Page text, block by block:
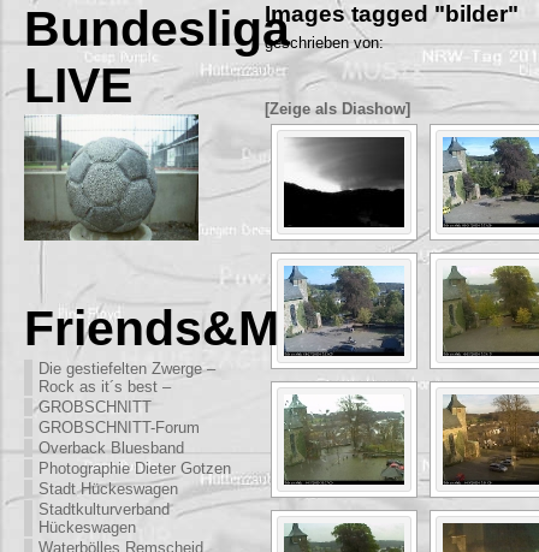
Bundesliga
LIVE
Friends&More
Die gestiefelten Zwerge –
Rock as it´s best –
GROBSCHNITT
GROBSCHNITT-Forum
Overback Bluesband
Photographie Dieter Gotzen
Stadt Hückeswagen
Stadtkulturverband
Hückeswagen
Waterbölles Remscheid
Images tagged "bilder"
geschrieben von:
[Zeige als Diashow]